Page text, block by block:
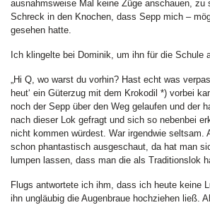
ausnahmsweise Mal keine Züge anschauen, zu
Schreck in den Knochen, dass Sepp mich –
gesehen hatte.
Ich klingelte bei Dominik, um ihn für die Schule
„Hi Q, wo warst du vorhin? Hast echt was
heut‘ ein Güterzug mit dem Krokodil *) vorbei
noch der Sepp über den Weg gelaufen und der
nach dieser Lok gefragt und sich so nebenbei
nicht kommen würdest. War irgendwie seltsam.
schon phantastisch ausgeschaut, da hat man
lumpen lassen, dass man die als Traditionslok
Flugs antwortete ich ihm, dass ich heute keine
ihn ungläubig die Augenbraue hochziehen ließ.